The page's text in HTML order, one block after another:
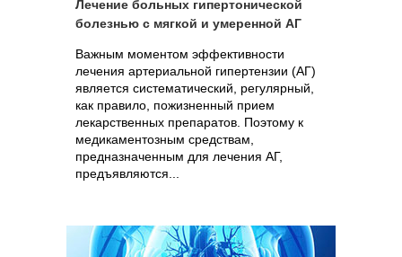
Лечение больных гипертонической
болезнью с мягкой и умеренной АГ
Важным моментом эффективности
лечения артериальной гипертензии (АГ)
является систематический, регулярный,
как правило, пожизненный прием
лекарственных препаратов. Поэтому к
медикаментозным средствам,
предназначенным для лечения АГ,
предъявляются...